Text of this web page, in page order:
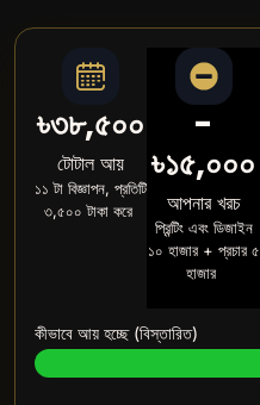
৳৩৮,৫০০
টোটাল আয়
১১ টা বিজ্ঞাপন, প্রতিটি
৩,৫০০ টাকা করে
-
৳১৫,০০০
আপনার খরচ
প্রিন্টিং এবং ডিজাইন
১০ হাজার + প্রচার ৫
হাজার
কীভাবে আয় হচ্ছে (বিস্তারিত)